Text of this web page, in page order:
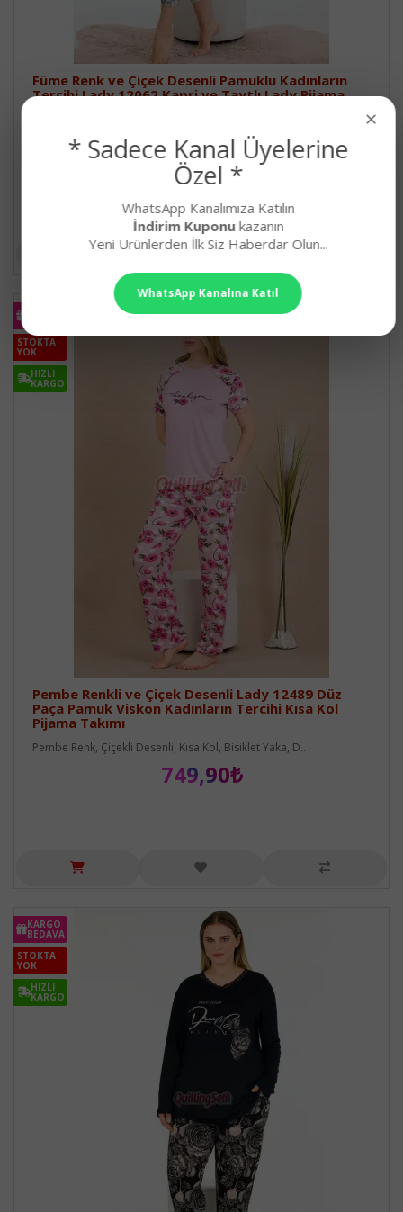
Füme Renk ve Çiçek Desenli Pamuklu Kadınların
Tercihi Lady 12062 Kapri ve Taytlı Lady Pijama
Lady Füme Renkli ve Çiçek Desenli Kısa Kol, Penye&..
577,90₺
STOKTA
YOK
HIZLI
KARGO
Pembe Renkli ve Çiçek Desenli Lady 12489 Düz
Paça Pamuk Viskon Kadınların Tercihi Kısa Kol
Pijama Takımı
Pembe Renk, Çiçekli Desenli, Kısa Kol, Bisiklet Yaka, D..
749,90₺
KARGO
BEDAVA
STOKTA
YOK
HIZLI
KARGO
×
* Sadece Kanal Üyelerine
Özel *
WhatsApp Kanalımıza Katılın
İndirim Kuponukazanın
Yeni Ürünlerden İlk Siz Haberdar Olun...
WhatsApp Kanalına Katıl